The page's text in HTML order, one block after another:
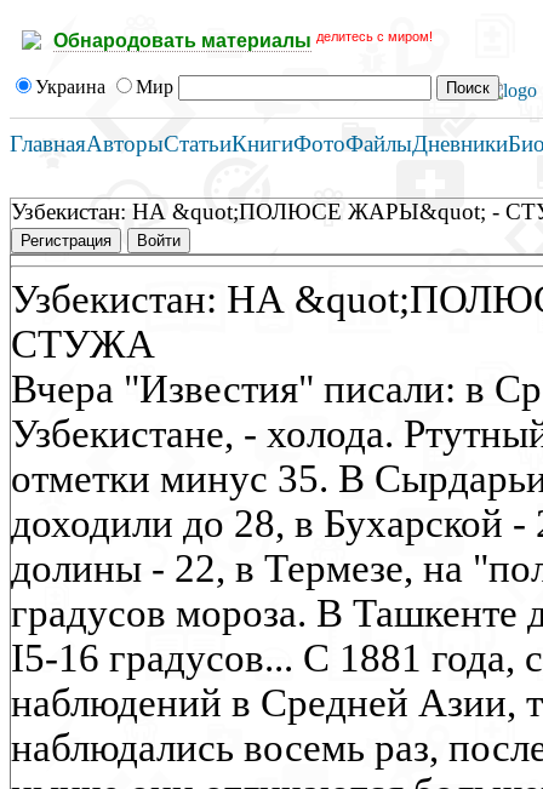
Обнародовать материалы делитесь с миром!
Украина Мир
ГлавнаяАвторыСтатьиКнигиФотоФайлыДневники
Узбекистан: НА &quot;ПОЛЮСЕ ЖАРЫ&quot; -
Регистрация Войти
Узбекистан: НА
СТУЖА
Вчера "Известия" писали: в
Узбекистане, - холода.
отметки минус 35. В
доходили до 28, в Бухарской
долины - 22, в Термезе, на
градусов мороза. В Ташкенте
I5-16 градусов... С 1881 года,
наблюдений в Средней Азии,
наблюдались восемь раз,